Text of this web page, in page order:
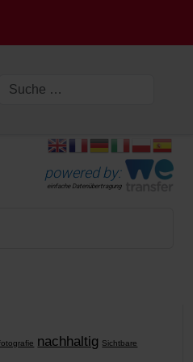
powered by:
einfache Datenübertragung
nachhaltig Sichtbare